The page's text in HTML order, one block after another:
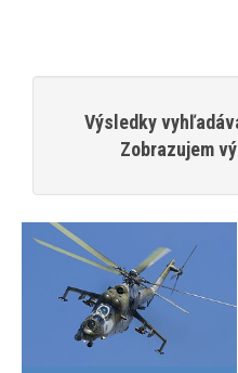
Výsledky
Zobrazujem